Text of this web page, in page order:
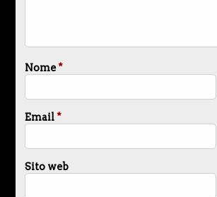
Nome*
Email*
Sito web